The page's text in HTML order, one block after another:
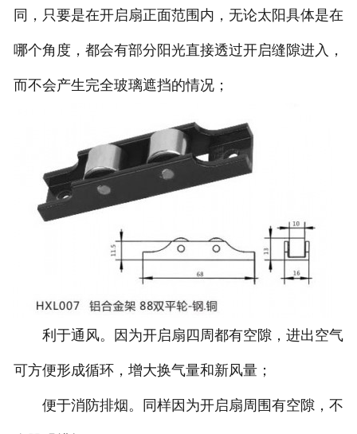
同，只要是在开启扇正面范围内，无论太阳具体是在
哪个角度，都会有部分阳光直接透过开启缝隙进入，
而不会产生完全玻璃遮挡的情况；
利于通风。因为开启扇四周都有空隙，进出空气
可方便形成循环，增大换气量和新风量；
便于消防排烟。同样因为开启扇周围有空隙，不